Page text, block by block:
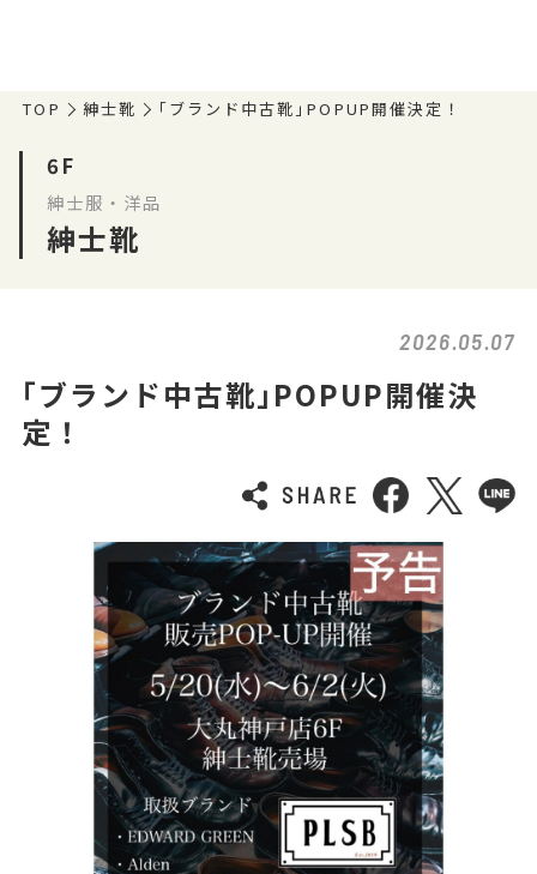
TOP 紳士靴 ｢ブランド中古靴｣POPUP開催決定！
6F
紳士服・洋品
紳士靴
2026.05.07
｢ブランド中古靴｣POPUP開催決
定！